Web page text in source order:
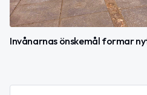
Invånarnas önskemål formar